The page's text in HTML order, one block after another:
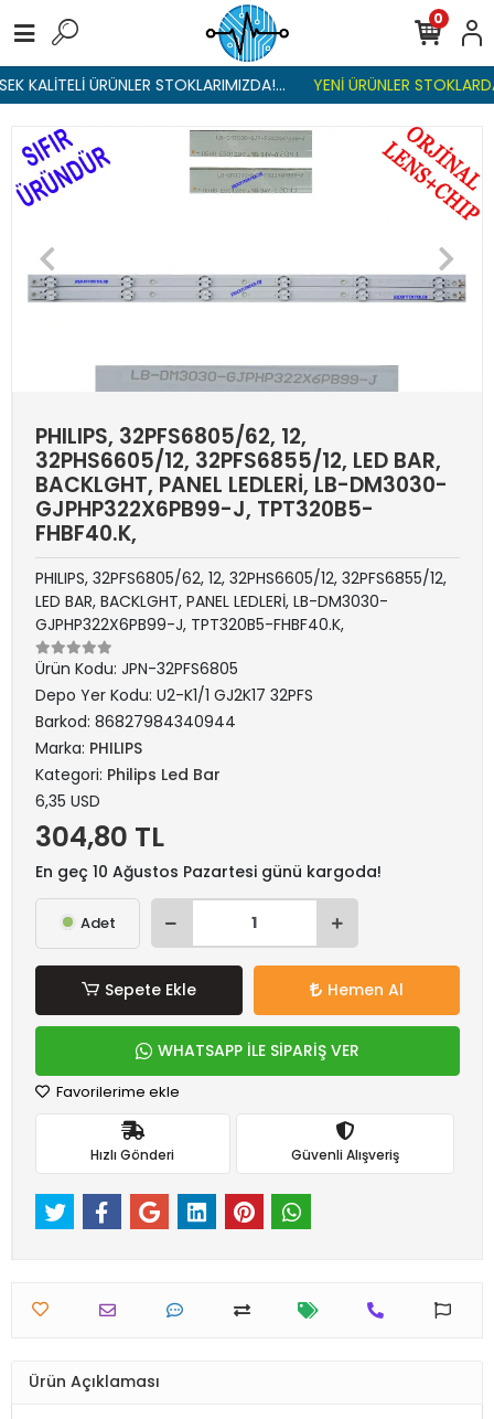
KALİTELİ ÜRÜNLER STOKLARIMIZDA!... YENİ ÜRÜNLER
0
PHILIPS, 32PFS6805/62, 12,
32PHS6605/12, 32PFS6855/12, LED BAR,
BACKLGHT, PANEL LEDLERİ, LB-DM3030-
GJPHP322X6PB99-J, TPT320B5-
FHBF40.K,
PHILIPS, 32PFS6805/62, 12, 32PHS6605/12, 32PFS6855/12,
LED BAR, BACKLGHT, PANEL LEDLERİ, LB-DM3030-
GJPHP322X6PB99-J, TPT320B5-FHBF40.K,
Ürün Kodu: JPN-32PFS6805
Depo Yer Kodu: U2-K1/1 GJ2K17 32PFS
Barkod: 86827984340944
Marka: PHILIPS
Kategori: Philips Led Bar
6,35 USD
304,80 TL
En geç 10 Ağustos Pazartesi günü kargoda!
Adet
Sepete Ekle Hemen Al
WHATSAPP İLE SİPARİŞ VER
Favorilerime ekle
Hızlı Gönderi Güvenli Alışveriş
Ürün Açıklaması